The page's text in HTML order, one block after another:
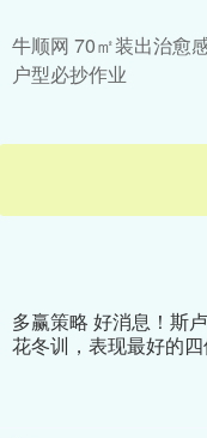
牛顺网 70㎡装出治愈
户型必抄作业
多赢策略 好消息！斯
花冬训，表现最好的